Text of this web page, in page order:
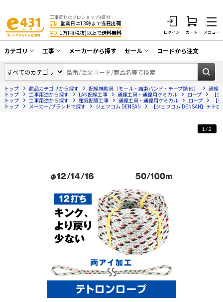
工事資材のプロショップe資材 CATV・アンテナ・防犯・光・LAN・電気・空調工事など
営業日は13時まで当日出荷
¥0 1万円(税抜)以上で送料無料 ログイン カート メニュー
カテゴリ
同軸ケーブル／テレビ用接栓／関連工具
アンテナ・取付金具・ブースター／CATV
部材類
配線補助具（モール・結束バンド・テー
LANケーブル・コネクタ・関連資材/機器
ネットワーク機器
エアコン・換気扇・空調資材
太陽光発電ケーブル・コネクタ・関連資
電源ケーブル／コネクタ／分電盤／ブレ
照明・照明器具
工事
CATV・アンテナ工事
光工事・FTTH工事
エアコン・換気扇工事
電気配管工事
EV充電設備工事
照明設置工事
太陽光発電工事
メーカーから探す セール
在庫一掃セール
コードから注文
トップ 商品カテゴリから探す 配線補助具（モール・結束バンド・テープ類 他）
通線
トップ
工事用途から探す LAN配線工事 通線工具・通線用ケミカル ロープ
【
トップ
工事用途から探す 電気配管工事 通線工具・通線用ケミカル ロープ
【
トップ
メーカー/ブランドで探す ジェフコム DENSAN 【ジェフコム DENSAN】テト
1/2